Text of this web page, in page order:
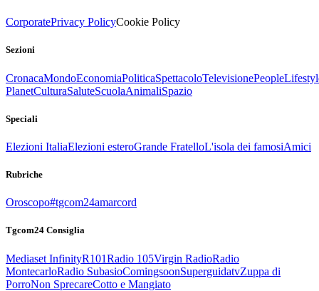
CorporatePrivacy PolicyCookie Policy
Sezioni
CronacaMondoEconomiaPoliticaSpettacoloTelevisionePeople
PlanetCulturaSaluteScuolaAnimaliSpazio
Speciali
Elezioni ItaliaElezioni esteroGrande FratelloL'isola dei famosiAmici
Rubriche
Oroscopo#tgcom24amarcord
Tgcom24 Consiglia
Mediaset InfinityR101Radio 105Virgin RadioRadio
MontecarloRadio SubasioComingsoonSuperguidatvZuppa di
PorroNon SprecareCotto e Mangiato